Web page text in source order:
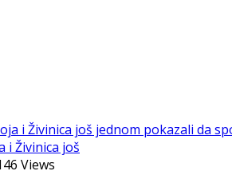
i Živinica još
Views